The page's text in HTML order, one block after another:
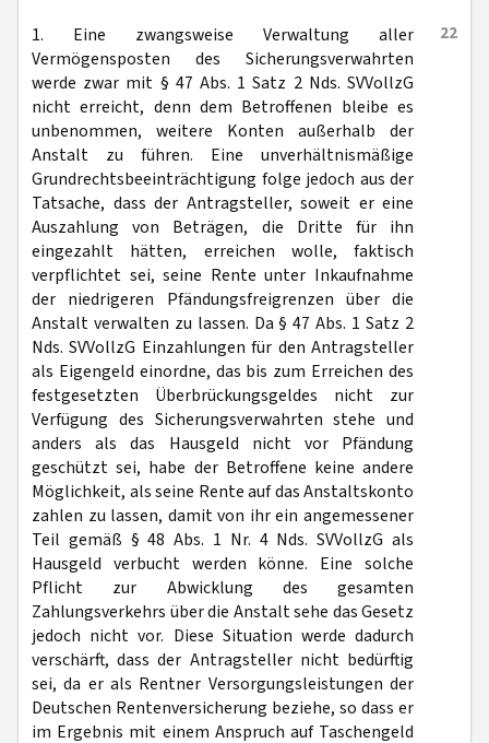
22
1. Eine zwangsweise Verwaltung aller
Vermögensposten des Sicherungsverwahrten
werde zwar mit § 47 Abs. 1 Satz 2 Nds. SVVollzG
nicht erreicht, denn dem Betroffenen bleibe es
unbenommen, weitere Konten außerhalb der
Anstalt zu führen. Eine unverhältnismäßige
Grundrechtsbeeinträchtigung folge jedoch aus der
Tatsache, dass der Antragsteller, soweit er eine
Auszahlung von Beträgen, die Dritte für ihn
eingezahlt hätten, erreichen wolle, faktisch
verpflichtet sei, seine Rente unter Inkaufnahme
der niedrigeren Pfändungsfreigrenzen über die
Anstalt verwalten zu lassen. Da § 47 Abs. 1 Satz 2
Nds. SVVollzG Einzahlungen für den Antragsteller
als Eigengeld einordne, das bis zum Erreichen des
festgesetzten Überbrückungsgeldes nicht zur
Verfügung des Sicherungsverwahrten stehe und
anders als das Hausgeld nicht vor Pfändung
geschützt sei, habe der Betroffene keine andere
Möglichkeit, als seine Rente auf das Anstaltskonto
zahlen zu lassen, damit von ihr ein angemessener
Teil gemäß § 48 Abs. 1 Nr. 4 Nds. SVVollzG als
Hausgeld verbucht werden könne. Eine solche
Pflicht zur Abwicklung des gesamten
Zahlungsverkehrs über die Anstalt sehe das Gesetz
jedoch nicht vor. Diese Situation werde dadurch
verschärft, dass der Antragsteller nicht bedürftig
sei, da er als Rentner Versorgungsleistungen der
Deutschen Rentenversicherung beziehe, so dass er
im Ergebnis mit einem Anspruch auf Taschengeld